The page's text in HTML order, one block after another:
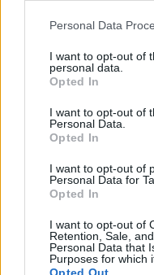
Personal Data
I want to opt-out of
personal data.
Opted In
I want to opt-out of
Personal Data.
Opted In
I want to opt-out of
Personal Data for
Opted In
I want to opt-out of
Retention, Sale,
Personal Data that
Purposes for which
Opted Out
Senaste inlägget av
Vw 1956 oval
Senaste inlägget av
Volvo 245
Senaste inlägget av
Renovering av
VTi
Senaste inlägget av
Nyaste
ID 4 vs EX 40 ?